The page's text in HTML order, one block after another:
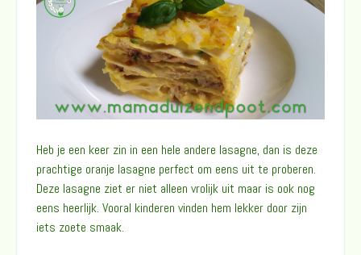
Heb je een keer zin in een hele andere lasagne, dan is deze
prachtige oranje lasagne perfect om eens uit te proberen.
Deze lasagne ziet er niet alleen vrolijk uit maar is ook nog
eens heerlijk. Vooral kinderen vinden hem lekker door zijn
iets zoete smaak.